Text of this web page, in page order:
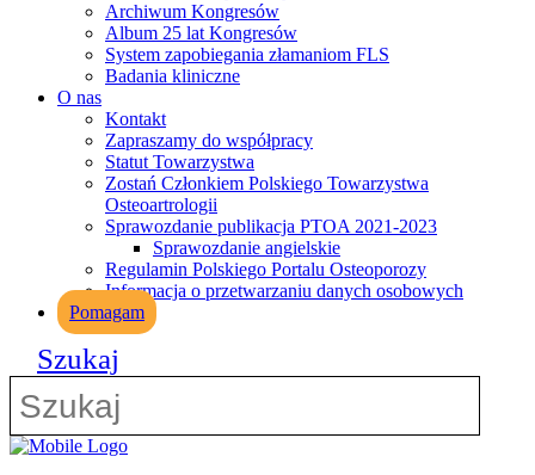
Archiwum Kongresów
Album 25 lat Kongresów
System zapobiegania złamaniom FLS
Badania kliniczne
O nas
Kontakt
Zapraszamy do współpracy
Statut Towarzystwa
Zostań Członkiem Polskiego Towarzystwa
Osteoartrologii
Sprawozdanie publikacja PTOA 2021-2023
Sprawozdanie angielskie
Regulamin Polskiego Portalu Osteoporozy
Informacja o przetwarzaniu danych osobowych
Pomagam
Szukaj